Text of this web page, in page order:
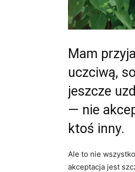
Mam
uczciwą,
jeszcze
— nie
ktoś inny.
Ale to nie
akceptacja jest